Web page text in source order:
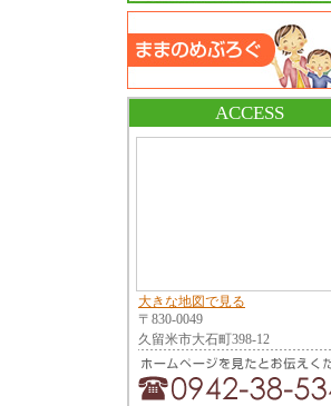
ACCESS
大きな地図で見る
〒830-0049
久留米市大石町398-12